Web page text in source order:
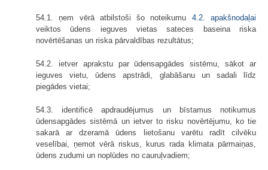
54.1. ņem vērā atbilstoši šo noteikumu 4.2. apakšnodaļai
veiktos ūdens ieguves vietas sateces baseina riska
novērtēšanas un riska pārvaldības rezultātus;
54.2. ietver aprakstu par ūdensapgādes sistēmu, sākot ar
ieguves vietu, ūdens apstrādi, glabāšanu un sadali līdz
piegādes vietai;
54.3. identificē apdraudējumus un bīstamus notikumus
ūdensapgādes sistēmā un ietver to risku novērtējumu, ko tie
sakarā ar dzeramā ūdens lietošanu varētu radīt cilvēku
veselībai, ņemot vērā riskus, kurus rada klimata pārmaiņas,
ūdens zudumi un noplūdes no cauruļvadiem;